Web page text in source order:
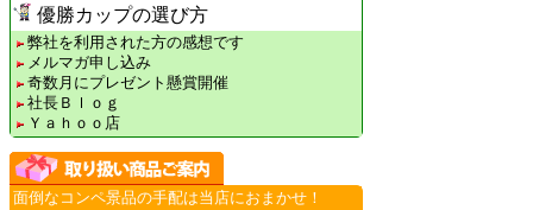
優勝カップの選び方
弊社を利用された方の感想です
メルマガ申し込み
奇数月にプレゼント懸賞開催
社長Ｂｌｏｇ
Ｙａｈｏｏ店
面倒なコンペ景品の手配は当店におまかせ！